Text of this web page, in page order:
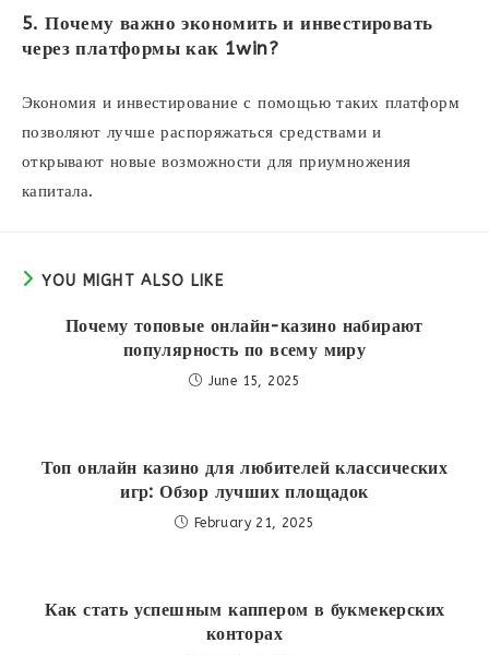
5. Почему важно экономить и инвестировать
через платформы как 1win?
Экономия и инвестирование с помощью таких платформ
позволяют лучше распоряжаться средствами и
открывают новые возможности для приумножения
капитала.
YOU MIGHT ALSO LIKE
Почему топовые онлайн-казино набирают
популярность по всему миру
June 15, 2025
Топ онлайн казино для любителей классических
игр: Обзор лучших площадок
February 21, 2025
Как стать успешным каппером в букмекерских
конторах